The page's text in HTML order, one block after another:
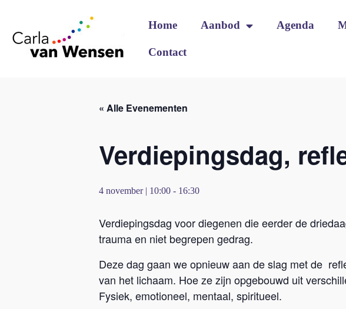
Home Aanbod Agenda
Contact
« Alle Evenementen
Verdiepingsdag,
4 november | 10:00 - 16:30
Verdiepingsdag voor diegenen die eerder de
trauma en niet begrepen gedrag.
Deze dag gaan we opnieuw aan de slag met de
van het lichaam. Hoe ze zijn opgebouwd uit
Fysiek, emotioneel, mentaal, spiritueel.